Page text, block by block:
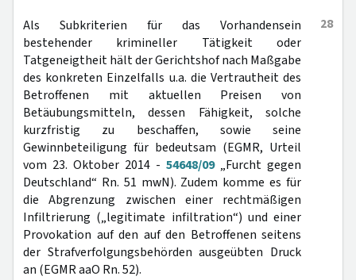
28
Als Subkriterien für das Vorhandensein
bestehender krimineller Tätigkeit oder
Tatgeneigtheit hält der Gerichtshof nach Maßgabe
des konkreten Einzelfalls u.a. die Vertrautheit des
Betroffenen mit aktuellen Preisen von
Betäubungsmitteln, dessen Fähigkeit, solche
kurzfristig zu beschaffen, sowie seine
Gewinnbeteiligung für bedeutsam (EGMR, Urteil
vom 23. Oktober 2014 - 54648/09„Furcht gegen
Deutschland“ Rn. 51 mwN). Zudem komme es für
die Abgrenzung zwischen einer rechtmäßigen
Infiltrierung („legitimate infiltration“) und einer
Provokation auf den auf den Betroffenen seitens
der Strafverfolgungsbehörden ausgeübten Druck
an (EGMR aaO Rn. 52).